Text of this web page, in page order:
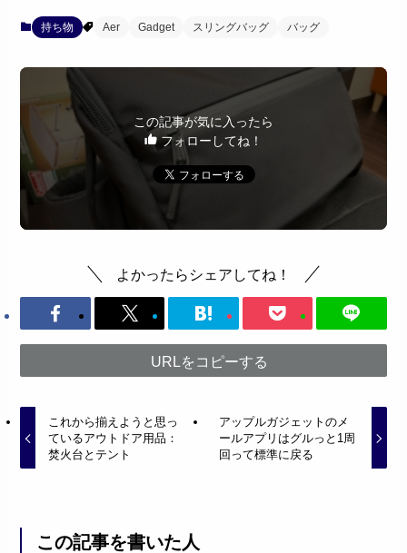
持ち物 Aer Gadget スリングバッグ バッグ
この記事が気に入ったら
フォローしてね！
よかったらシェアしてね！
URLをコピーする
これから揃えようと思っ
ているアウトドア用品：
焚火台とテント
アップルガジェットのメ
ールアプリはグルっと1周
回って標準に戻る
この記事を書いた人